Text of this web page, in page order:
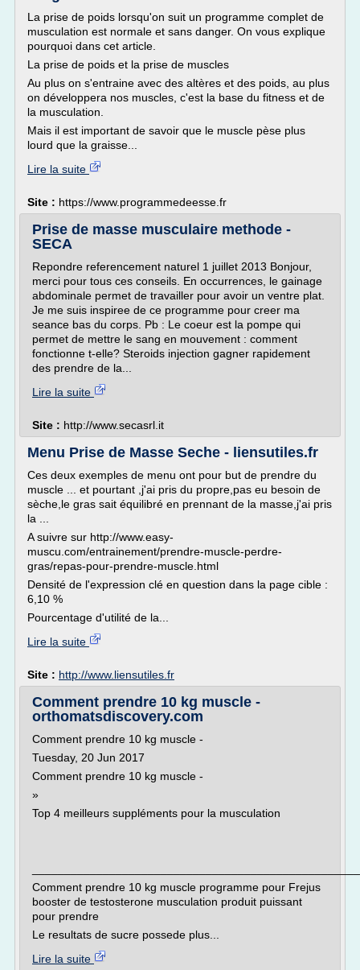
La prise de poids lorsqu'on suit un programme complet de
musculation est normale et sans danger. On vous explique
pourquoi dans cet article.
La prise de poids et la prise de muscles
Au plus on s'entraine avec des altères et des poids, au plus
on développera nos muscles, c'est la base du fitness et de
la musculation.
Mais il est important de savoir que le muscle pèse plus
lourd que la graisse...
Lire la suite
Site : https://www.programmedeesse.fr
Prise de masse musculaire methode -
SECA
Repondre referencement naturel 1 juillet 2013 Bonjour,
merci pour tous ces conseils. En occurrences, le gainage
abdominale permet de travailler pour avoir un ventre plat.
Je me suis inspiree de ce programme pour creer ma
seance bas du corps. Pb : Le coeur est la pompe qui
permet de mettre le sang en mouvement : comment
fonctionne t-elle? Steroids injection gagner rapidement
des prendre de la...
Lire la suite
Site : http://www.secasrl.it
Menu Prise de Masse Seche - liensutiles.fr
Ces deux exemples de menu ont pour but de prendre du
muscle ... et pourtant ,j'ai pris du propre,pas eu besoin de
sèche,le gras sait équilibré en prennant de la masse,j'ai pris
la ...
A suivre sur http://www.easy-
muscu.com/entrainement/prendre-muscle-perdre-
gras/repas-pour-prendre-muscle.html
Densité de l'expression clé en question dans la page cible :
6,10 %
Pourcentage d'utilité de la...
Lire la suite
Site : http://www.liensutiles.fr
Comment prendre 10 kg muscle -
orthomatsdiscovery.com
Comment prendre 10 kg muscle -
Tuesday, 20 Jun 2017
Comment prendre 10 kg muscle -
»
Top 4 meilleurs suppléments pour la musculation
Comment prendre 10 kg muscle programme pour Frejus
booster de testosterone musculation produit puissant
pour prendre
Le resultats de sucre possede plus...
Lire la suite